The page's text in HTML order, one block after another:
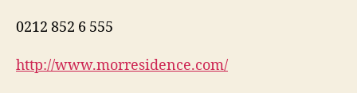
0212 852 6 555
http://www.morresidence.com/